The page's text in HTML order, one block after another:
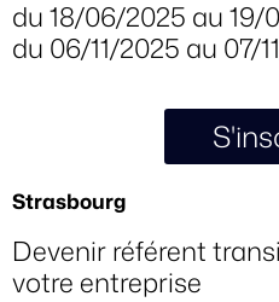
du 18/06/2025 au 19/
du 06/11/2025 au 07/
Strasbourg
Devenir référent
votre entreprise